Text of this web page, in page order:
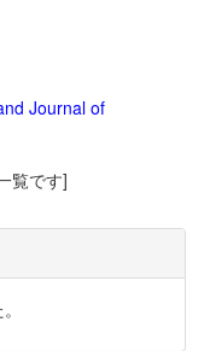
Journal of
覧です]